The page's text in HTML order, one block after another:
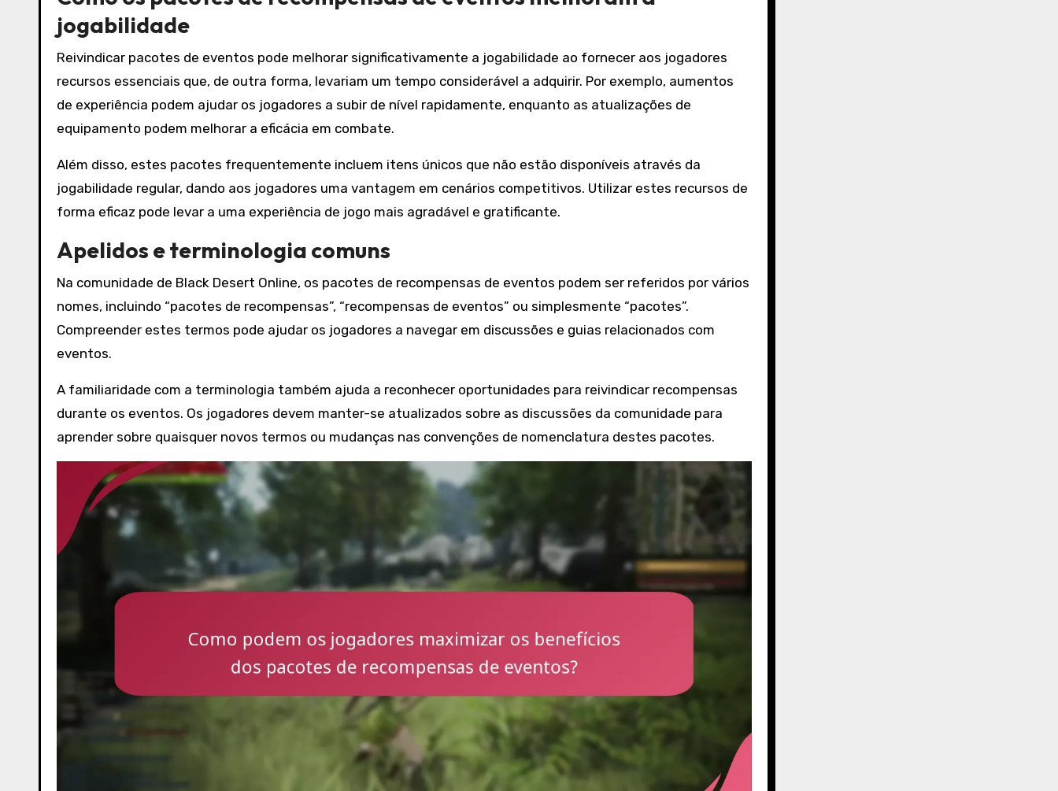
jogabilidade
Reivindicar pacotes de eventos pode melhorar significativamente a jogabilidade ao fornecer aos jogadores
recursos essenciais que, de outra forma, levariam um tempo considerável a adquirir. Por exemplo, aumentos
de experiência podem ajudar os jogadores a subir de nível rapidamente, enquanto as atualizações de
equipamento podem melhorar a eficácia em combate.
Além disso, estes pacotes frequentemente incluem itens únicos que não estão disponíveis através da
jogabilidade regular, dando aos jogadores uma vantagem em cenários competitivos. Utilizar estes recursos de
forma eficaz pode levar a uma experiência de jogo mais agradável e gratificante.
Apelidos e terminologia comuns
Na comunidade de Black Desert Online, os pacotes de recompensas de eventos podem ser referidos por vários
nomes, incluindo “pacotes de recompensas”, “recompensas de eventos” ou simplesmente “pacotes”.
Compreender estes termos pode ajudar os jogadores a navegar em discussões e guias relacionados com
eventos.
A familiaridade com a terminologia também ajuda a reconhecer oportunidades para reivindicar recompensas
durante os eventos. Os jogadores devem manter-se atualizados sobre as discussões da comunidade para
aprender sobre quaisquer novos termos ou mudanças nas convenções de nomenclatura destes pacotes.